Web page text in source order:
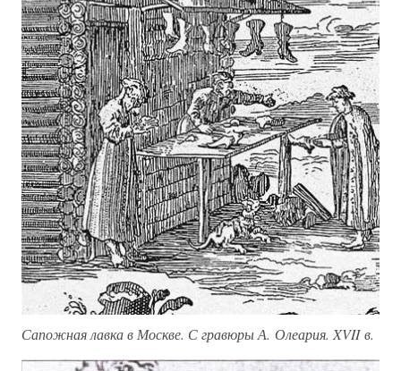
Сапожная лавка в Москве. С гравюры А. Олеария. XVII в.